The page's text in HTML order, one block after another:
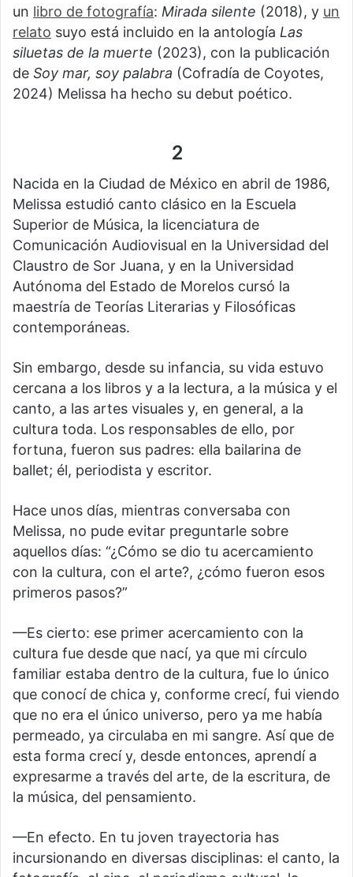
un libro de fotografía: Mirada silente (2018), y un
relato suyo está incluido en la antología Las
siluetas de la muerte (2023), con la publicación
de Soy mar, soy palabra (Cofradía de Coyotes,
2024) Melissa ha hecho su debut poético.
2
Nacida en la Ciudad de México en abril de 1986,
Melissa estudió canto clásico en la Escuela
Superior de Música, la licenciatura de
Comunicación Audiovisual en la Universidad del
Claustro de Sor Juana, y en la Universidad
Autónoma del Estado de Morelos cursó la
maestría de Teorías Literarias y Filosóficas
contemporáneas.
Sin embargo, desde su infancia, su vida estuvo
cercana a los libros y a la lectura, a la música y el
canto, a las artes visuales y, en general, a la
cultura toda. Los responsables de ello, por
fortuna, fueron sus padres: ella bailarina de
ballet; él, periodista y escritor.
Hace unos días, mientras conversaba con
Melissa, no pude evitar preguntarle sobre
aquellos días: “¿Cómo se dio tu acercamiento
con la cultura, con el arte?, ¿cómo fueron esos
primeros pasos?”
—Es cierto: ese primer acercamiento con la
cultura fue desde que nací, ya que mi círculo
familiar estaba dentro de la cultura, fue lo único
que conocí de chica y, conforme crecí, fui viendo
que no era el único universo, pero ya me había
permeado, ya circulaba en mi sangre. Así que de
esta forma crecí y, desde entonces, aprendí a
expresarme a través del arte, de la escritura, de
la música, del pensamiento.
—En efecto. En tu joven trayectoria has
incursionando en diversas disciplinas: el canto, la